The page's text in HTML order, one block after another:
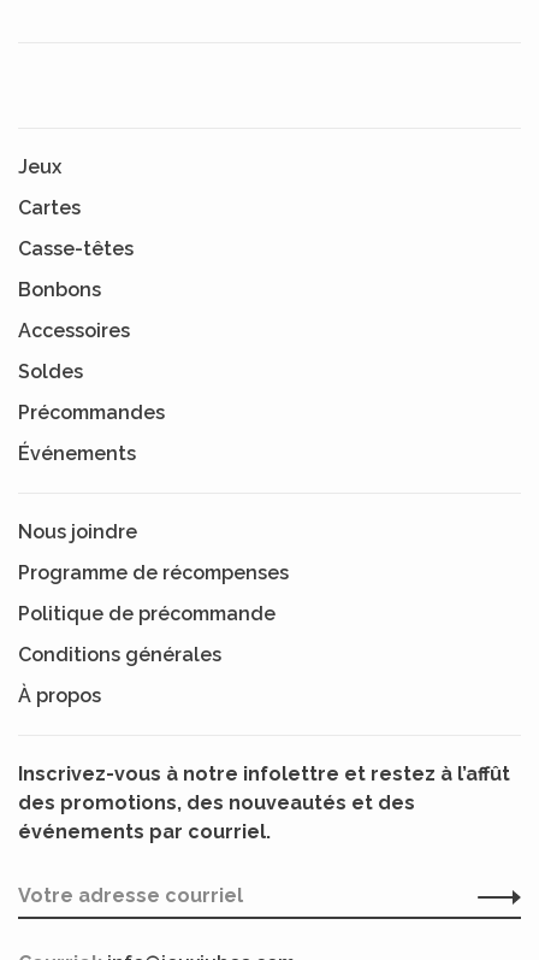
Jeux
Cartes
Casse-têtes
Bonbons
Accessoires
Soldes
Précommandes
Événements
Nous joindre
Programme de récompenses
Politique de précommande
Conditions générales
À propos
Inscrivez-vous à notre infolettre et restez à l’affût
des promotions, des nouveautés et des
événements par courriel.